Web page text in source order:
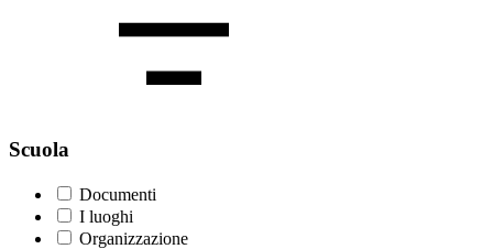
Scuola
Documenti
I luoghi
Organizzazione